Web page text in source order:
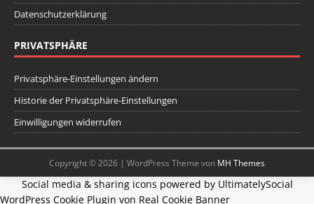
Datenschutzerklärung
PRIVATSPHÄRE
Privatsphäre-Einstellungen ändern
Historie der Privatsphäre-Einstellungen
Einwilligungen widerrufen
Copyright © 2026 | WordPress Theme von MH Themes
Social media & sharing icons powered by UltimatelySocial
WordPress Cookie Plugin von Real Cookie Banner